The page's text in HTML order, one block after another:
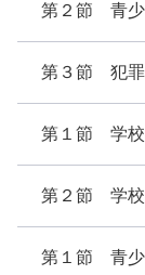
第２節 青
第３節 犯
第１節 学
第２節 学
第１節 青